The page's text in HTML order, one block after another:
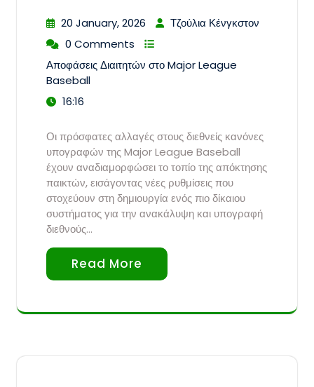
20 January, 2026
Τζούλια Κένγκστον
0 Comments
Αποφάσεις Διαιτητών στο Major League
Baseball
16:16
Οι πρόσφατες αλλαγές στους διεθνείς κανόνες
υπογραφών της Major League Baseball
έχουν αναδιαμορφώσει το τοπίο της απόκτησης
παικτών, εισάγοντας νέες ρυθμίσεις που
στοχεύουν στη δημιουργία ενός πιο δίκαιου
συστήματος για την ανακάλυψη και υπογραφή
διεθνούς…
Read More